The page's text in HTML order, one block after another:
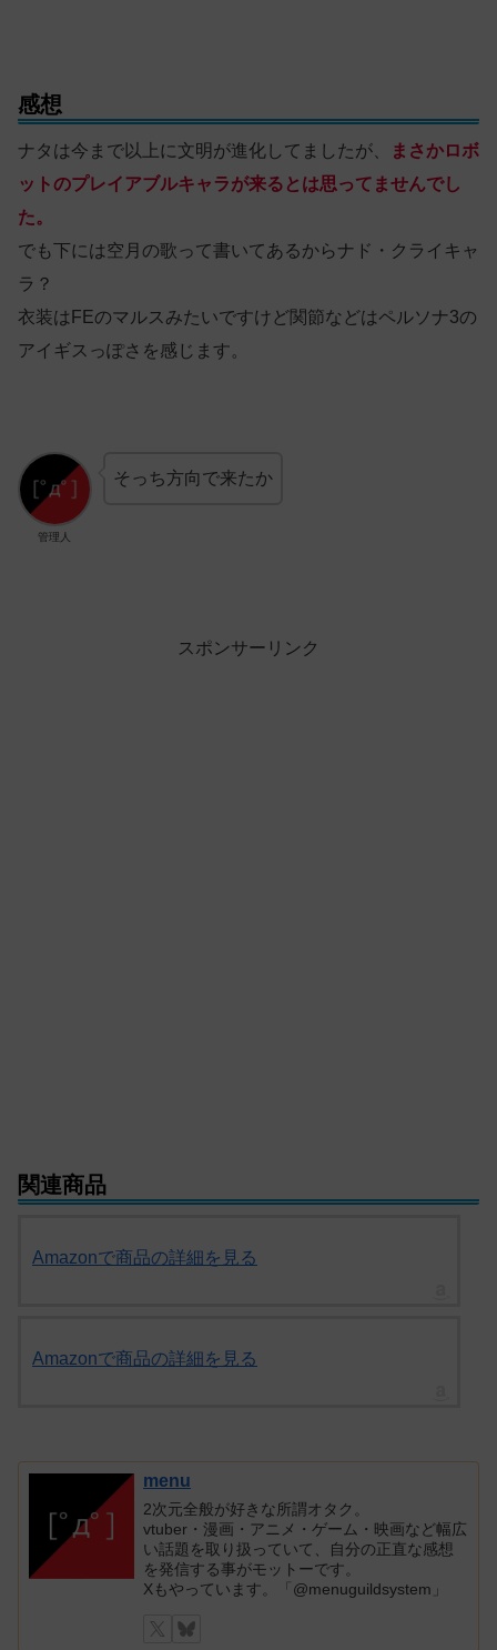
感想
ナタは今まで以上に文明が進化してましたが、
まさかロボ
ットのプレイアブルキャラが来るとは思ってませんでし
た。
でも下には空月の歌って書いてあるからナド・クライキャ
ラ？
衣装はFEのマルスみたいですけど関節などはペルソナ3の
アイギスっぽさを感じます。
管理人
そっち方向で来たか
スポンサーリンク
関連商品
Amazonで商品の詳細を見る
Amazonで商品の詳細を見る
menu
2次元全般が好きな所謂オタク。
vtuber・漫画・アニメ・ゲーム・映画など幅広
い話題を取り扱っていて、自分の正直な感想
を発信する事がモットーです。
Xもやっています。「@menuguildsystem」